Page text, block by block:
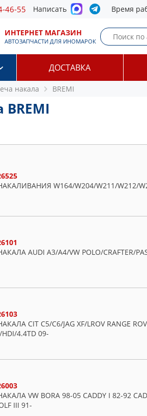
46-55 Написать Время
ИНТЕРНЕТ МАГАЗИН
АВТОЗАПЧАСТИ ДЛЯ ИНОМАРОК
ДОСТАВКА
накала BREMI
W164/W204/W211/W212/
AUDI A3/A4/VW POLO/CRAFTER/
CIT C5/C6/JAG XF/LROV RANGE
4.4TD 09-
VW BORA 98-05 CADDY I 82-92
III 91-